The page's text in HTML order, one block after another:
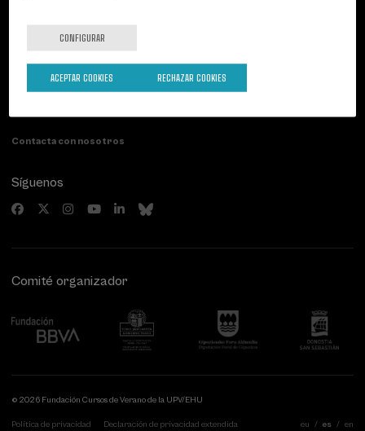
Contacto
Palacio Miramar
Paseo de Miraconcha, 48
Contacta con nosotros
Actividades anteriores
Síguenos
Comité organizador
© 2026 Fundación Cursos de Verano de la UPV/EHU
Política de privacidad Declaración de privacidad extendida eu es en
CONFIGURAR
RECHAZAR COOKIES
ACEPTAR COOKIES